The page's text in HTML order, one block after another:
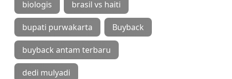
biologis brasil vs haiti
bupati purwakarta Buyback
buyback antam terbaru
dedi mulyadi